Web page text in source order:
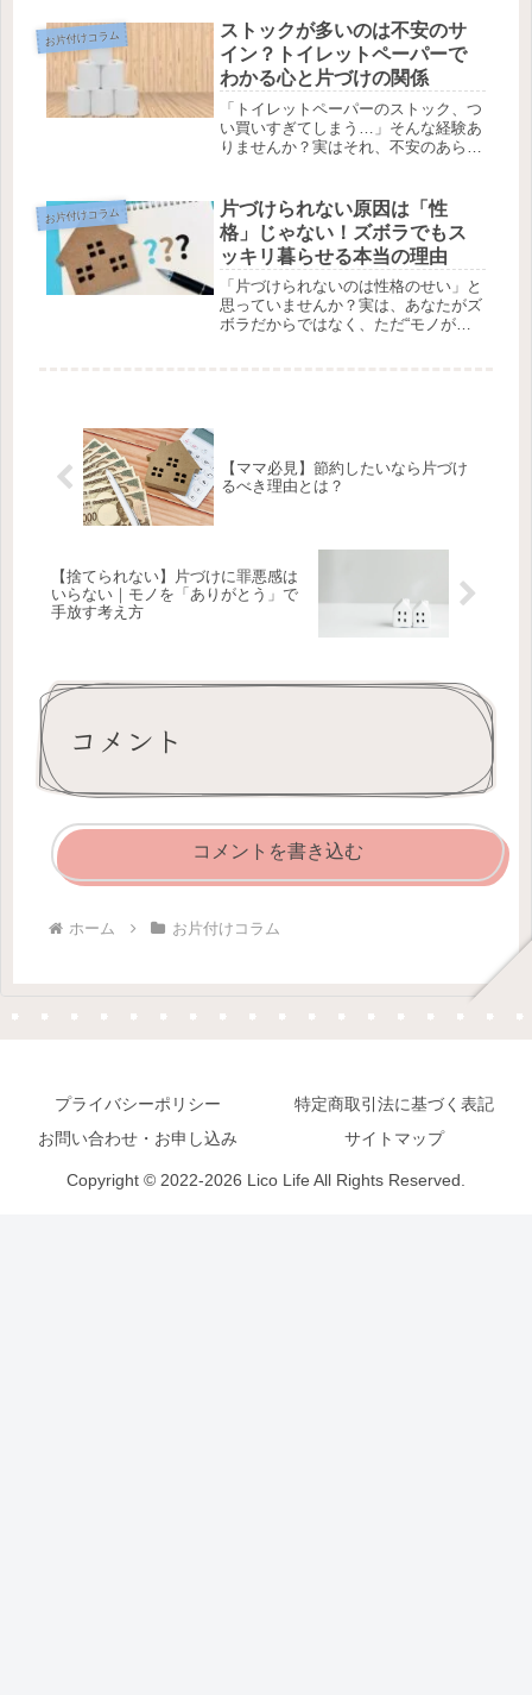
お片付けコラム
ストックが多いのは不安のサ
イン？トイレットペーパーで
わかる心と片づけの関係
「トイレットペーパーのストック、つ
い買いすぎてしまう…」そんな経験あ
りませんか？実はそれ、不安のあらわ
化」して「上限を決める」こと。不安
を整えながらスッキリ暮らす方法を紹
介します。
お片付けコラム
片づけられない原因は「性
格」じゃない！ズボラでもス
ッキリ暮らせる本当の理由
「片づけられないのは性格のせい」と
思っていませんか？実は、あなたがズ
ボラだからではなく、ただ“モノが多
【ママ必見】節約したいなら片づけ
るべき理由とは？
【捨てられない】片づけに罪悪感は
いらない｜モノを「ありがとう」で
手放す考え方
コメント
コメントを書き込む
ホーム お片付けコラム
プライバシーポリシー
特定商取引法に基づく表記
お問い合わせ・お申し込み
サイトマップ
Copyright © 2022-2026 Lico Life All Rights Reserved.